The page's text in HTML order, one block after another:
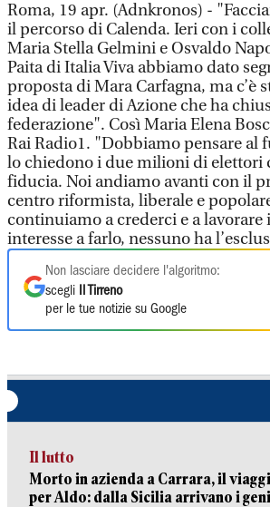
Roma, 19 apr. (Adnkronos) -
il percorso di Calenda. Ieri con i
Maria Stella Gelmini e Osvaldo
Paita di Italia Viva abbiamo dato
proposta di Mara Carfagna, ma c’è
idea di leader di Azione che ha
federazione". Così Maria Elena
Rai Radio1. "Dobbiamo pensare al
lo chiedono i due milioni di elettori
fiducia. Noi andiamo avanti con il
centro riformista, liberale e
continuiamo a crederci e a lavorare
interesse a farlo, nessuno ha
Non lasciare decidere l'algoritmo:
scegli
Il Tirreno
per le tue notizie su Google
Il lutto
Morto in azienda a Carrara, il
per Aldo: dalla Sicilia arrivano i